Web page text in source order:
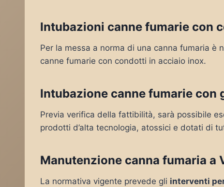
Intubazioni canne fumarie con
Per la messa a norma di una canna fumaria è
canne fumarie con condotti in acciaio inox.
Intubazione canne fumarie con
Previa verifica della fattibilità, sarà possibile
prodotti d’alta tecnologia, atossici e dotati di
Manutenzione canna fumaria a
La normativa vigente prevede gli interventi